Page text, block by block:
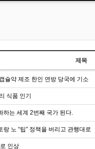
제목
슐약 제조 한인 연방 당국에 기소
식품 인기
하는 세계 2번째 국가 된다.
노 “팁” 정책을 버리고 관행대로
인상